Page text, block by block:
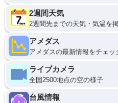
2週間天気
2週間先までの天気・気温を
アメダス
アメダスの最新情報をチェッ
ライブカメラ
全国2500地点の空の様子
台風情報